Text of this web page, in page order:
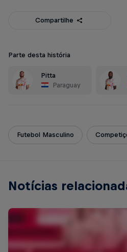
Compartilhe
Parte desta história
Pitta
Paraguay
Futebol Masculino
Notícias